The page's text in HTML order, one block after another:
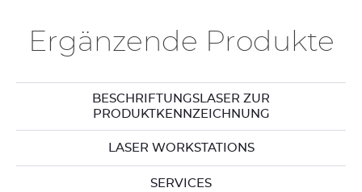
Ergänzende Produkte
BESCHRIFTUNGSLASER ZUR
PRODUKTKENNZEICHNUNG
LASER WORKSTATIONS
SERVICES